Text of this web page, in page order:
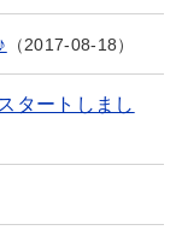
2017-08-18
タートしまし